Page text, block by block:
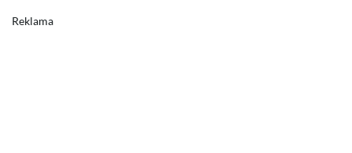
Reklama